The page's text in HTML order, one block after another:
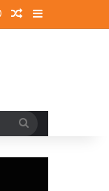
Log InRandom Article
Sidebar